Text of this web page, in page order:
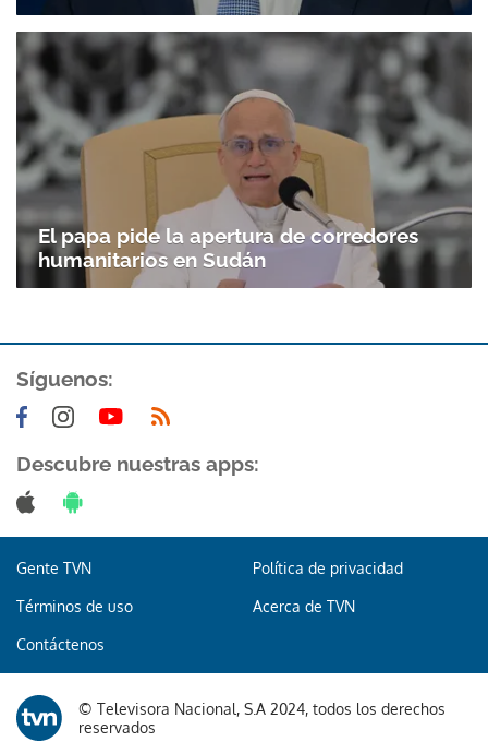
El papa pide la apertura de corredores
humanitarios en Sudán
Síguenos:
Descubre nuestras apps:
Gente TVN Política de privacidad
Términos de uso Acerca de TVN
Contáctenos
© Televisora Nacional, S.A 2024, todos los derechos
reservados